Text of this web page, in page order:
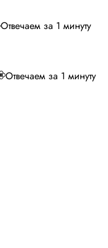
Отвечаем за 1 минуту
Отвечаем за 1 минуту